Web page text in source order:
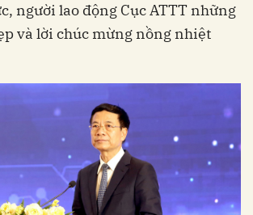
người lao động Cục ATTT những
và lời chúc mừng nồng nhiệt